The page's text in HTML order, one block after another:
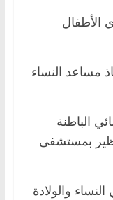
الأطفال
مساعد النساء
الباطنة
بمستشفى
والولادة